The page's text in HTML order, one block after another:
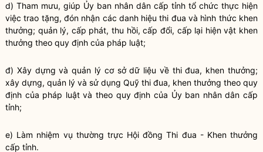
d) Tham mưu, giúp Ủy ban nhân dân cấp tỉnh tổ chức thực hiện
việc trao tặng, đón nhận các danh hiệu thi đua và hình thức khen
thưởng; quản lý, cấp phát, thu hồi, cấp đổi, cấp lại hiện vật khen
thưởng theo quy định của pháp luật;
đ) Xây dựng và quản lý cơ sở dữ liệu về thi đua, khen thưởng;
xây dựng, quản lý và sử dụng Quỹ thi đua, khen thưởng theo quy
định của pháp luậtvà theo quy định của Ủy ban nhân dân cấp
tỉnh;
e) Làm nhiệm vụ thường trực Hội đồng Thi đua - Khen thưởng
cấp tỉnh.